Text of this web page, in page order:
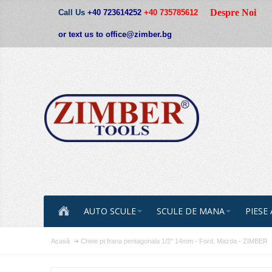
Call Us +40 723614252 +40 735785612
or text us to office@zimber.bg
Despre Noi
AUTO SCULE SCULE DE MANA
Acasă Cheie pt frana pentagonala 1/2" 14mm - Ford, Mazda - ZIMBER